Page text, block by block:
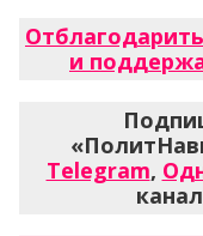
и
Telegram,